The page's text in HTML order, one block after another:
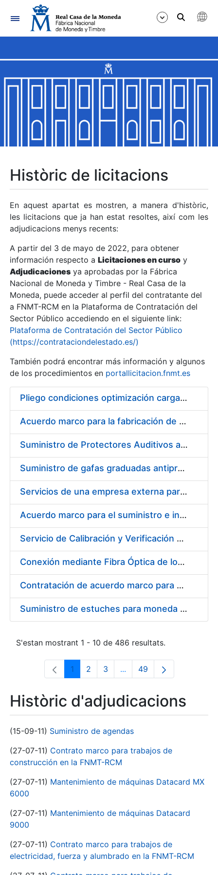
Navegació
Mostra/Amaga
Mostra/Amaga
Mostra/Amaga
Mostra/Amaga
Mostra/Amaga
Mostra/Amaga
Històric de licitacions
En aquest apartat es mostren, a manera d'històric,
les licitacions que ja han estat resoltes, així com les
adjudicacions menys recents:
A partir del 3 de mayo de 2022, para obtener
información respecto a Licitaciones en curso y
Adjudicaciones ya aprobadas por la Fábrica
Nacional de Moneda y Timbre - Real Casa de la
Moneda, puede acceder al perfil del contratante del
a FNMT-RCM en la Plataforma de Contratación del
Sector Público accediendo en el siguiente link:
Plataforma de Contratación del Sector Público
(https://contrataciondelestado.es/)
También podrá encontrar más información y algunos
de los procedimientos en portallicitacion.fnmt.es
Pliego condiciones optimización cargas compras firmado
Acuerdo marco para la fabricación de piezas
Suministro de Protectores Auditivos a medida para las personas trabajadoras de los Centros de Trabajo de Madrid y Burgos
Suministro de gafas graduadas antiproyecciones para los trabajadores de la FNMT-RCM en los centros de trabajo de Madrid y Burgos
Servicios de una empresa externa para el asesoramiento y resolución de los recursos de alzada que se presentan relacionados con procesos de selección para la FNMT-RCM
Acuerdo marco para el suministro e instalación de persianas, estores y otros complementos
Servicio de Calibración y Verificación Externa de los Equipos de Medición del Servicio de Prevención de la FNMT-RCM
Conexión mediante Fibra Óptica de los Centros de Proceso de Datos (CPDs) de las sedes de la FNMT-RCM de Burgos y Madrid
Contratación de acuerdo marco para el Suministro de Material de Electricidad para la Fábrica Nacional de Moneda y Timbre-Real Casa de la Moneda en su centro de trabajo de Burgos
Suministro de estuches para moneda de 30 €
S'estan mostrant 1 - 10 de 486 resultats.
Pàgina
1 Pàgina
2 Pàgina
3 ...Pàgines intermèdies
Pàgina
49
Històric d'adjudicacions
(15-09-11) Suministro de agendas
(27-07-11) Contrato marco para trabajos de
construcción en la FNMT-RCM
(27-07-11) Mantenimiento de máquinas Datacard MX
6000
(27-07-11) Mantenimiento de máquinas Datacard
9000
(27-07-11) Contrato marco para trabajos de
electricidad, fuerza y alumbrado en la FNMT-RCM